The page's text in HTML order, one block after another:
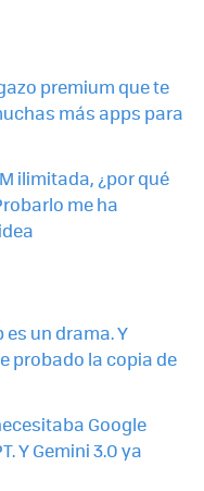
premium que te
más apps para
ilimitada, ¿por qué
me ha
un drama. Y
probado la copia de
Google
Y Gemini 3.0 ya